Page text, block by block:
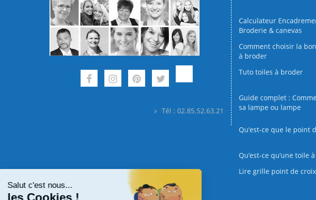
Tél : 02.85.52.63.21
Calculateur
Broderie & canevas
Comment choisir la
à broder
Tuto toiles à broder
Guide complet :
sa lampe ou lampe
Qu’est-ce que le point
Qu’est‑ce qu’une toile
Lire grille point de croix